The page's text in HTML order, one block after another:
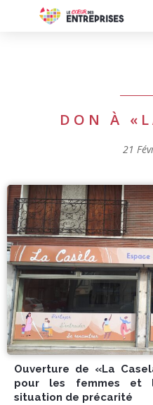
DON À
21
Ouverture de «La
pour les femmes et
situation de précarité